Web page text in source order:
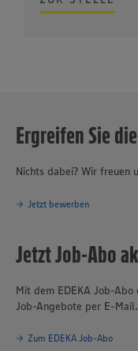
Ergreifen Sie
Nichts dabei? Wir freuen
Jetzt bewerben
Jetzt Job-Abo
Mit dem EDEKA Job-
Job-Angebote per E-Mail.
Zum EDEKA Job-Abo